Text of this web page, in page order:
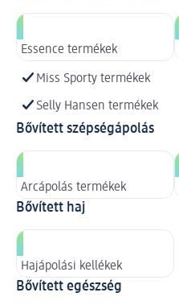
Essence termékek
Miss Sporty termékek
Selly Hansen termékek
Bővített szépségápolás
Arcápolás termékek
Bővített haj
Hajápolási kellékek
Bővített egészség